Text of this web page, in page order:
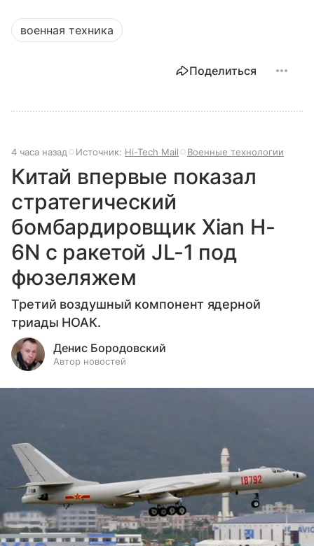
военная техника
Поделиться
4 часа назад Источник: Hi-Tech Mail Военные технологии
Китай впервые показал
стратегический
бомбардировщик Xian H-
6N с ракетой JL-1 под
фюзеляжем
Третий воздушный компонент ядерной
триады НОАК.
Денис Бородовский
Автор новостей